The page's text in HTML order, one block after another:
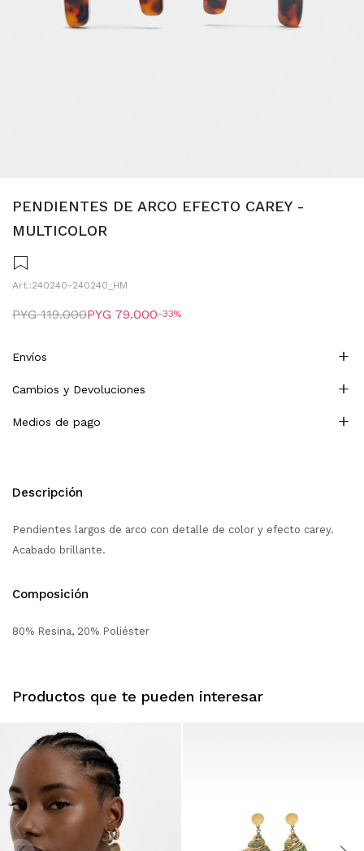
PENDIENTES DE ARCO EFECTO CAREY -
MULTICOLOR
240240-240240_HM
PYG 79.000
PYG 119.000 33
Envíos
Cambios y Devoluciones
Medios de pago
Descripción
Pendientes largos de arco con detalle de color y efecto carey.
Acabado brillante.
Composición
80% Resina, 20% Poliéster
Productos que te pueden interesar